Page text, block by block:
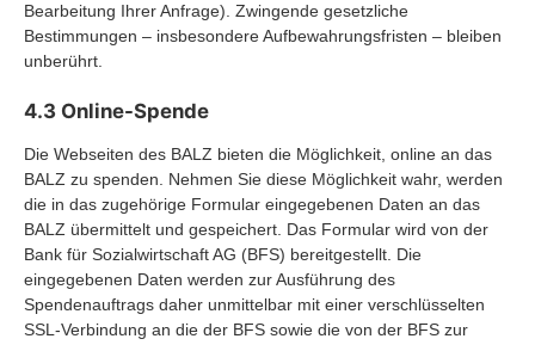
Bearbeitung Ihrer Anfrage). Zwingende gesetzliche
Bestimmungen – insbesondere Aufbewahrungsfristen – bleiben
unberührt.
4.3 Online-Spende
Die Webseiten des BALZ bieten die Möglichkeit, online an das
BALZ zu spenden. Nehmen Sie diese Möglichkeit wahr, werden
die in das zugehörige Formular eingegebenen Daten an das
BALZ übermittelt und gespeichert. Das Formular wird von der
Bank für Sozialwirtschaft AG (BFS) bereitgestellt. Die
eingegebenen Daten werden zur Ausführung des
Spendenauftrags daher unmittelbar mit einer verschlüsselten
SSL-Verbindung an die der BFS sowie die von der BFS zur